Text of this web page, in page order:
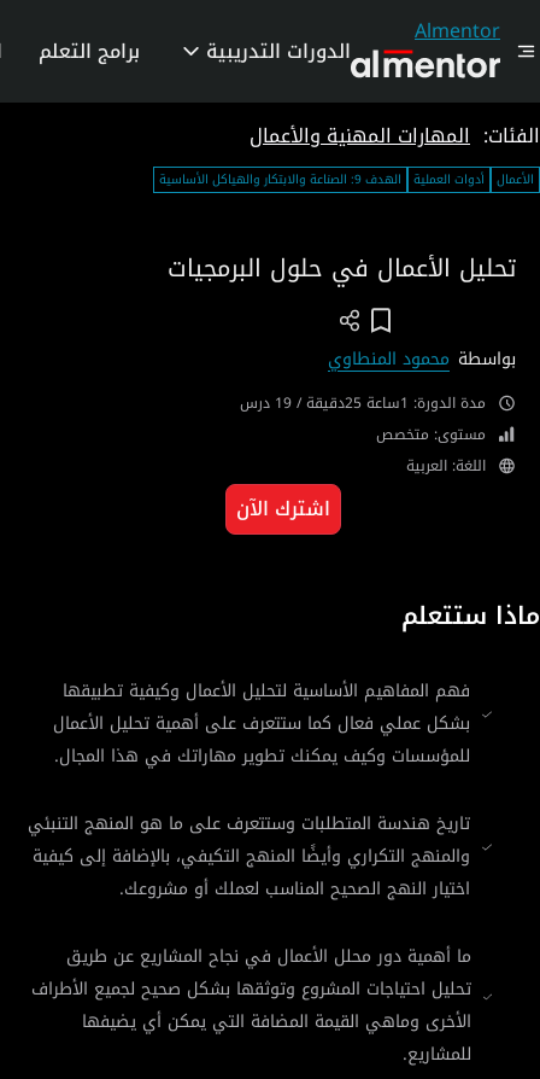
Almentor
الدورات التدريبية برامج التعلم
الفئات: المهارات المهنية والأعمال
الأعمال أدوات العملية الهدف 9: الصناعة والابتكار والهياكل الأساسية
تحليل الأعمال في حلول البرمجيات
بواسطة محمود المنطاوي
مدة الدورة: 1ساعة 25دقيقة / 19 درس
مستوى: متخصص
اللغة: العربية
اشترك الآن
ماذا ستتعلم
فهم المفاهيم الأساسية لتحليل الأعمال وكيفية تطبيقها
بشكل عملي فعال كما ستتعرف على أهمية تحليل الأعمال
للمؤسسات وكيف يمكنك تطوير مهاراتك في هذا المجال.
تاريخ هندسة المتطلبات وستتعرف على ما هو المنهج التنبئي
والمنهج التكراري وأيضًا المنهج التكيفي، بالإضافة إلى كيفية
اختيار النهج الصحيح المناسب لعملك أو مشروعك.
ما أهمية دور محلل الأعمال في نجاح المشاريع عن طريق
تحليل احتياجات المشروع وتوثقها بشكل صحيح لجميع الأطراف
الأخرى وماهي القيمة المضافة التي يمكن أي يضيفها
للمشاريع.